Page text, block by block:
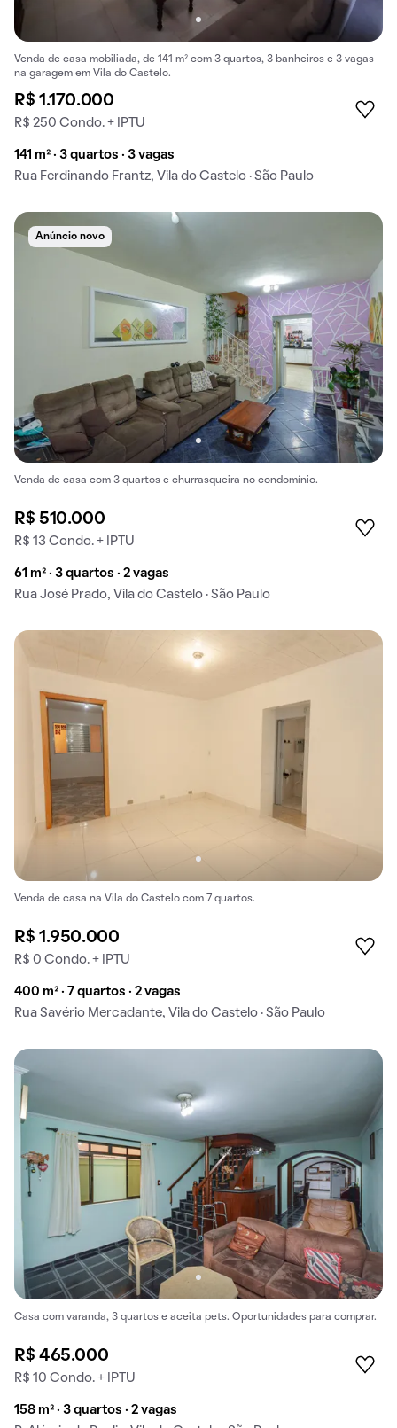
Venda de casa mobiliada, de 141 m² com 3 quartos, 3 banheiros e 3 vagas
na garagem em Vila do Castelo.
R$ 1.170.000
R$ 250 Condo. + IPTU
141 m² · 3 quartos · 3 vagas
Rua Ferdinando Frantz, Vila do Castelo · São Paulo
Anúncio novo
Venda de casa com 3 quartos e churrasqueira no condomínio.
R$ 510.000
R$ 13 Condo. + IPTU
61 m² · 3 quartos · 2 vagas
Rua José Prado, Vila do Castelo · São Paulo
Venda de casa na Vila do Castelo com 7 quartos.
R$ 1.950.000
R$ 0 Condo. + IPTU
400 m² · 7 quartos · 2 vagas
Rua Savério Mercadante, Vila do Castelo · São Paulo
Casa com varanda, 3 quartos e aceita pets. Oportunidades para comprar.
R$ 465.000
R$ 10 Condo. + IPTU
158 m² · 3 quartos · 2 vagas